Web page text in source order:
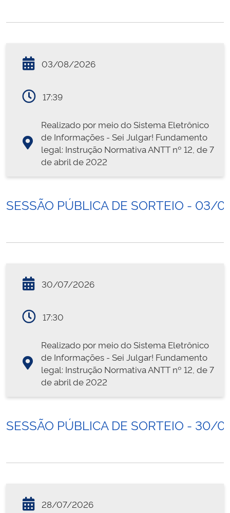
03/08/2026
17:39
Realizado por meio do Sistema Eletrônico
de Informações - Sei Julgar! Fundamento
legal: Instrução Normativa ANTT nº 12, de 7
de abril de 2022
SESSÃO PÚBLICA DE SORTEIO - 03/
30/07/2026
17:30
Realizado por meio do Sistema Eletrônico
de Informações - Sei Julgar! Fundamento
legal: Instrução Normativa ANTT nº 12, de 7
de abril de 2022
SESSÃO PÚBLICA DE SORTEIO - 30/
28/07/2026